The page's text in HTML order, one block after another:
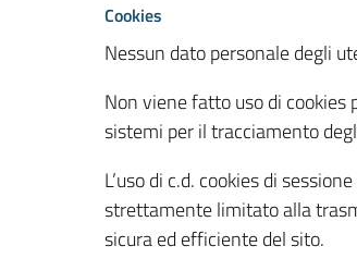
Cookies
Nessun dato personale degli
Non viene fatto uso di
sistemi per il tracciamento
L’uso di c.d. cookies di
strettamente limitato alla
sicura ed efficiente del sito.